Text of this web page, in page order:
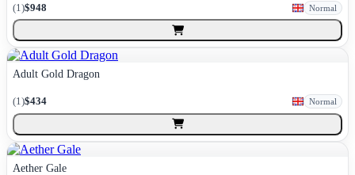
(1)$948 Normal
Adult Gold Dragon
(1)$434 Normal
Aether Gale